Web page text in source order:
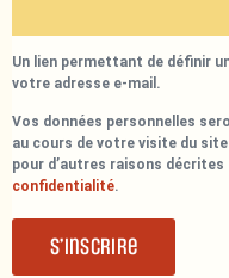
Un lien permettant de définir
votre adresse e-mail.
Vos données personnelles
au cours de votre visite du
pour d’autres raisons
confidentialité.
S’inscrire